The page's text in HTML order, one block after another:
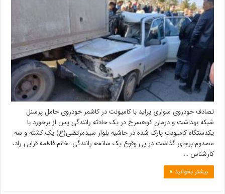
تصادف خودروی سواری پراید با کامیونت در کاشمر خودروی حامل پرسنل
شبکه بهداشت و درمان کوهسرخ در یک حادثه رانندگی پس از برخورد با
یکدستگاه کامیونت پارک شده در حاشیه بلوار سیدمرتضی(ع) یک کشته و سه
مصدوم برجای گذاشت در پی وقوع یک سانحه رانندگی، خانم فاطمه قرایی راد،
کارشناس …
بیشتر بخوانید »